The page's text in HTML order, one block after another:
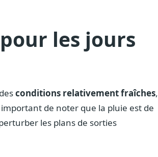
les jours
conditions relativement fraîches,
de noter que la pluie est de
les plans de sorties